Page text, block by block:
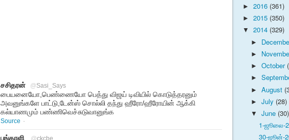
சசிதரன் @Sasi_Says
பையனையோ,பெண்ணையோ பெத்து விஜய் டிவியில் கொடுத்தரனும்
அவனுங்களே பாட்டு,டேன்ஸ் சொல்லி தந்து ஹீரோ/ஹீரோயின் ஆக்கி
கல்யாணமும் பண்ணிவெச்சுடுவானுங்க
Source ·
பங்காளி @ckcbe
► 2016 (361)
► 2015 (350)
▼ 2014 (329)
►
►
► October
►
► August
► July (28)
▼ June (30)
1-ஜூலை-
30-ஜூன்-